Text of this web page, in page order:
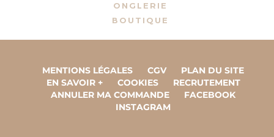
ONGLERIE
BOUTIQUE
MENTIONS LÉGALES CGV
PLAN DU SITE
EN SAVOIR +
COOKIES
RECRUTEMENT
ANNULER MA COMMANDE
FACEBOOK
INSTAGRAM